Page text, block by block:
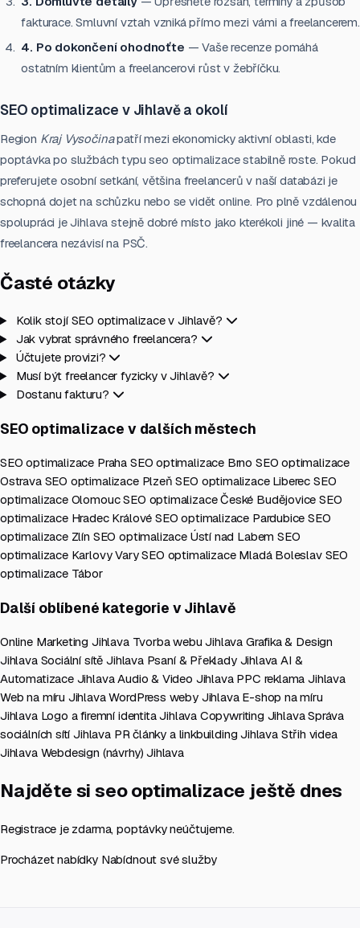
fakturace. Smluvní vztah vzniká přímo mezi vámi a freelancerem.
4. Po dokončení ohodnoťte — Vaše recenze pomáhá
ostatním klientům a freelancerovi růst v žebříčku.
SEO optimalizace v Jihlavě a okolí
Region Kraj Vysočinapatří mezi ekonomicky aktivní oblasti, kde
poptávka po službách typu seo optimalizace stabilně roste. Pokud
preferujete osobní setkání, většina freelancerů v naší databázi je
schopná dojet na schůzku nebo se vidět online. Pro plně vzdálenou
spolupráci je Jihlava stejně dobré místo jako kterékoli jiné — kvalita
freelancera nezávisí na PSČ.
Časté otázky
Kolik stojí SEO optimalizace v Jihlavě?
Jak vybrat správného freelancera?
Účtujete provizi?
Musí být freelancer fyzicky v Jihlavě?
Dostanu fakturu?
SEO optimalizace v dalších městech
SEO optimalizace Praha SEO optimalizace Brno SEO optimalizace
Ostrava SEO optimalizace PlzeňSEO optimalizace Liberec SEO
optimalizace OlomoucSEO optimalizace České BudějoviceSEO
optimalizace Hradec Králové SEO optimalizace PardubiceSEO
optimalizace Zlín SEO optimalizace Ústí nad LabemSEO
optimalizace Karlovy VarySEO optimalizace Mladá Boleslav SEO
optimalizace Tábor
Další oblíbené kategorie v Jihlavě
Online Marketing Jihlava Tvorba webu Jihlava Grafika & Design
Jihlava Sociální sítě Jihlava Psaní & Překlady JihlavaAI &
Automatizace JihlavaAudio & Video Jihlava PPC reklama Jihlava
Web na míru JihlavaWordPress weby Jihlava E-shop na míru
Jihlava Logo a firemní identita Jihlava Copywriting JihlavaSpráva
sociálních sítí Jihlava PR články a linkbuilding Jihlava Střih videa
Jihlava Webdesign (návrhy) Jihlava
Najděte si seo optimalizace ještě dnes
Registrace je zdarma, poptávky neúčtujeme.
Procházet nabídky Nabídnout své služby